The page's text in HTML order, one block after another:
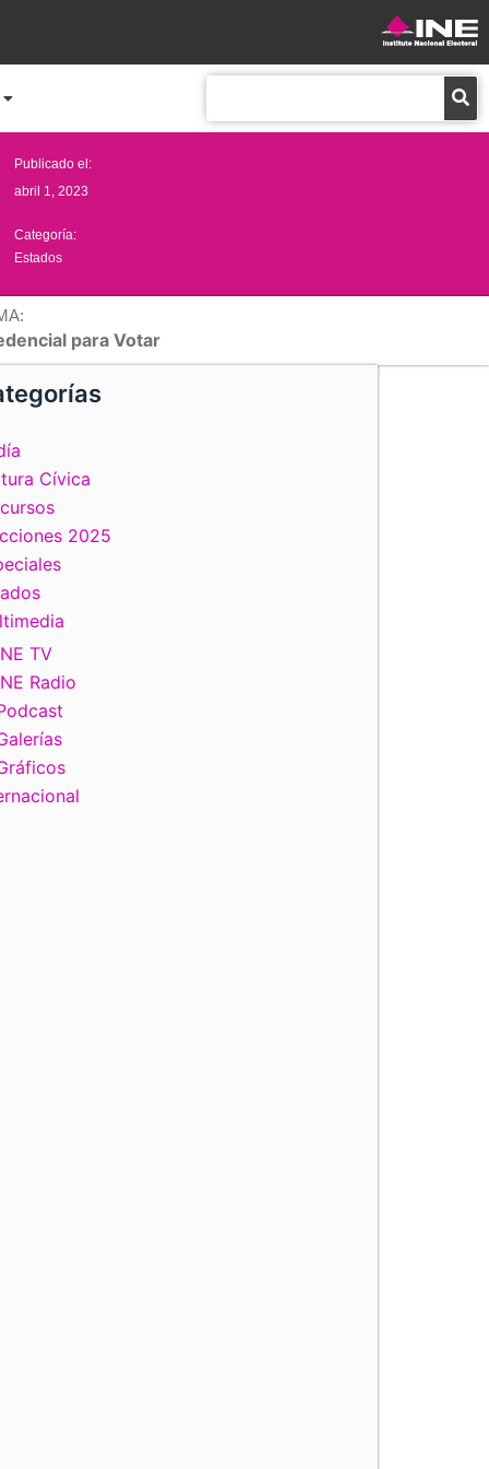
Publicado el:
abril 1, 2023
Categoría:
Estados
para Votar
Cívica
2025
TV
Radio